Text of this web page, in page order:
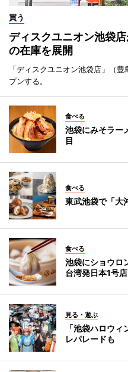
買う
ディスクユニオン池袋
の在庫を展開
「ディスクユニオン池袋店」（
プンする。
食べる
池袋にみそラ
目
食べる
東武池袋で「大
食べる
池袋にショウロ
台湾発日本1号店
見る・遊ぶ
「池袋ハロウ
レパレードも